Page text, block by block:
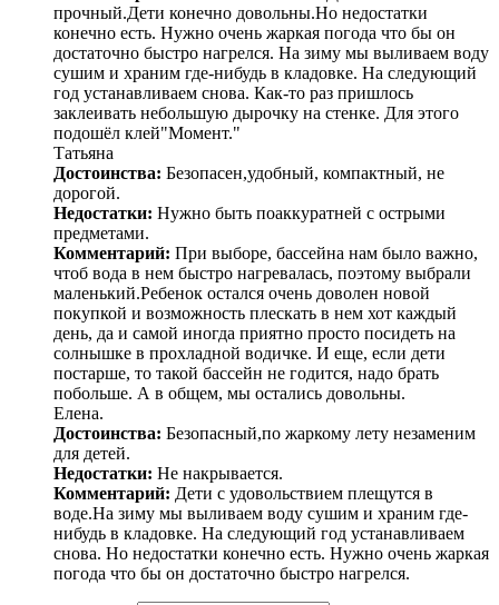
прочный.Дети конечно довольны.Но недостатки
конечно есть. Нужно очень жаркая погода что бы он
достаточно быстро нагрелся. На зиму мы выливаем воду
сушим и храним где-нибудь в кладовке. На следующий
год устанавливаем снова. Как-то раз пришлось
заклеивать небольшую дырочку на стенке. Для этого
подошёл клей"Момент."
Татьяна
Достоинства: Безопасен,удобный, компактный, не
дорогой.
Недостатки: Нужно быть поаккуратней с острыми
предметами.
Комментарий: При выборе, бассейна нам было важно,
чтоб вода в нем быстро нагревалась, поэтому выбрали
маленький.Ребенок остался очень доволен новой
покупкой и возможность плескать в нем хот каждый
день, да и самой иногда приятно просто посидеть на
солнышке в прохладной водичке. И еще, если дети
постарше, то такой бассейн не годится, надо брать
побольше. А в общем, мы остались довольны.
Елена.
Достоинства: Безопасный,по жаркому лету незаменим
для детей.
Недостатки: Не накрывается.
Комментарий: Дети с удовольствием плещутся в
воде.На зиму мы выливаем воду сушим и храним где-
нибудь в кладовке. На следующий год устанавливаем
снова. Но недостатки конечно есть. Нужно очень жаркая
погода что бы он достаточно быстро нагрелся.